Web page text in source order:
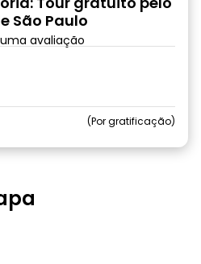
São Paulo
avaliação
Por gratificação